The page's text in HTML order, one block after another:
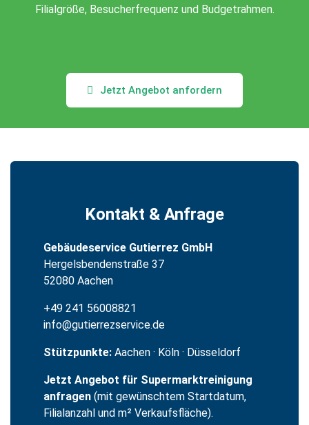
Filialgröße, Besucherfrequenz und Budgetrahmen.
Jetzt Angebot anfordern
Kontakt & Anfrage
Gebäudeservice Gutierrez GmbH
Hergelsbendenstraße 37
52080 Aachen
+49 241 56008821
info@gutierrezservice.de
Stützpunkte: Aachen · Köln · Düsseldorf
Jetzt Angebot für Supermarktreinigung
anfragen (mit gewünschtem Startdatum,
Filialanzahl und m² Verkaufsfläche).